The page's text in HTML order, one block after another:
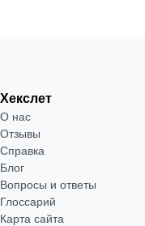
Хекслет
О нас
Отзывы
Справка
Блог
Вопросы и ответы
Глоссарий
Карта сайта